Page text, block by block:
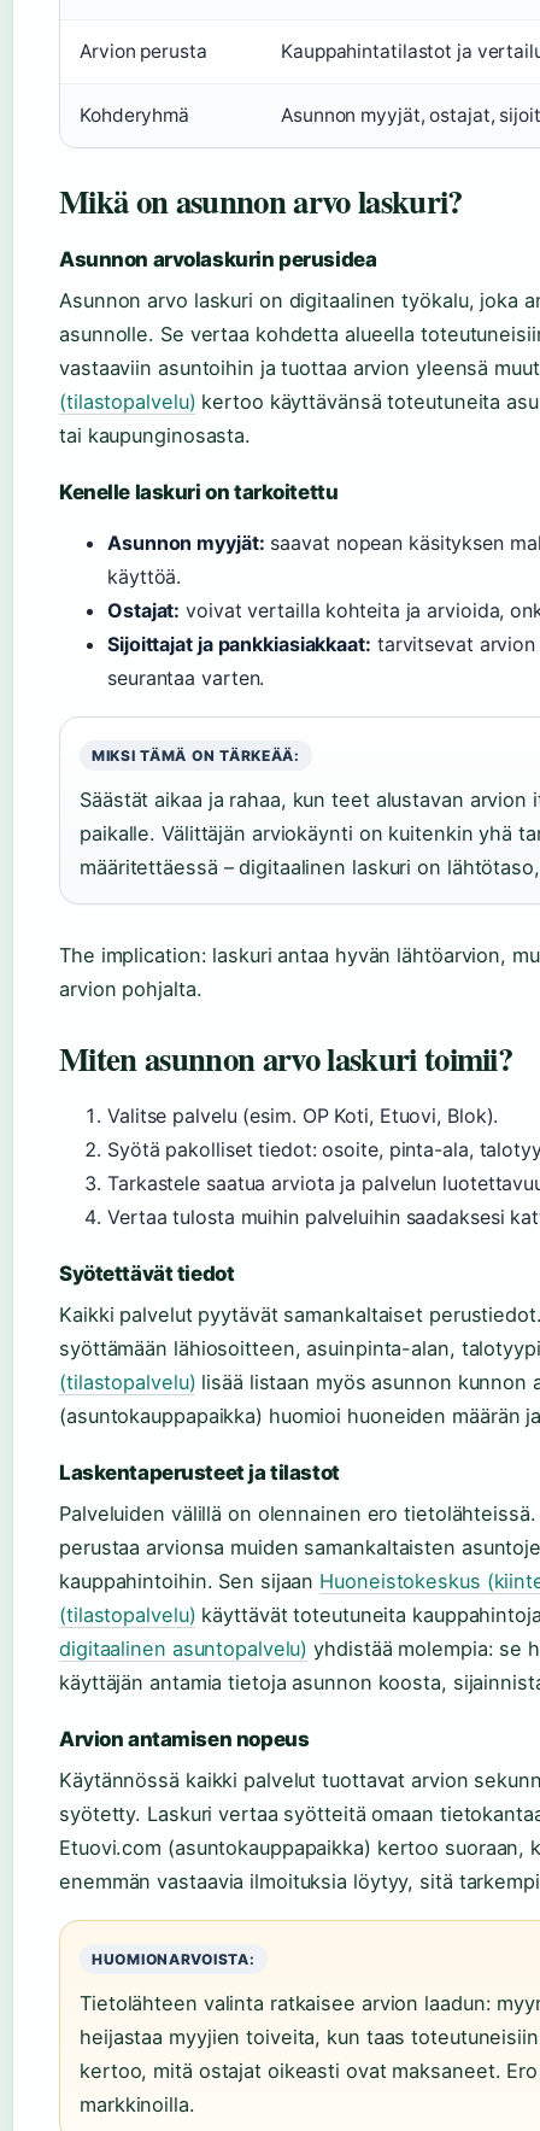
Arvion perusta Kauppahintatilastot ja
Kohderyhmä Asunnon myyjät, ostajat,
Mikä on asunnon arvo laskuri?
Asunnon arvolaskurin perusidea
Asunnon arvo laskuri on digitaalinen työkalu, joka
asunnolle. Se vertaa kohdetta alueella
vastaaviin asuntoihin ja tuottaa arvion yleensä
(tilastopalvelu) kertoo käyttävänsä toteutuneita
tai kaupunginosasta.
Kenelle laskuri on tarkoitettu
Asunnon myyjät: saavat nopean käsityksen
käyttöä.
Ostajat: voivat vertailla kohteita ja arvioida,
Sijoittajat ja pankkiasiakkaat: tarvitsevat arvion
seurantaa varten.
MIKSI TÄMÄ ON TÄRKEÄÄ:
Säästät aikaa ja rahaa, kun teet alustavan
paikalle. Välittäjän arviokäynti on kuitenkin yhä
määritettäessä – digitaalinen laskuri on
The implication: laskuri antaa hyvän lähtöarvion,
arvion pohjalta.
Miten asunnon arvo laskuri toimii?
Valitse palvelu (esim. OP Koti, Etuovi, Blok).
Syötä pakolliset tiedot: osoite, pinta-ala,
Tarkastele saatua arviota ja palvelun
Vertaa tulosta muihin palveluihin saadaksesi
Syötettävät tiedot
Kaikki palvelut pyytävät samankaltaiset
syöttämään lähiosoitteen, asuinpinta-alan,
(tilastopalvelu) lisää listaan myös asunnon kunnon
(asuntokauppapaikka) huomioi huoneiden määrän
Laskentaperusteet ja tilastot
Palveluiden välillä on olennainen ero
perustaa arvionsa muiden samankaltaisten
kauppahintoihin. Sen sijaan Huoneistokeskus
(tilastopalvelu) käyttävät toteutuneita
digitaalinen asuntopalvelu) yhdistää molempia: se
käyttäjän antamia tietoja asunnon koosta,
Arvion antamisen nopeus
Käytännössä kaikki palvelut tuottavat arvion
syötetty. Laskuri vertaa syötteitä omaan
Etuovi.com (asuntokauppapaikka) kertoo suoraan,
enemmän vastaavia ilmoituksia löytyy, sitä
HUOMIONARVOISTA:
Tietolähteen valinta ratkaisee arvion laadun:
heijastaa myyjien toiveita, kun taas
kertoo, mitä ostajat oikeasti ovat maksaneet.
markkinoilla.